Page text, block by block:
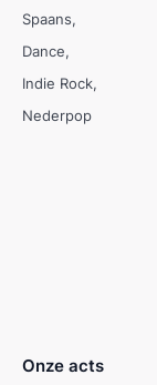
Spaans
Dance
Indie Rock
Nederpop
Onze acts